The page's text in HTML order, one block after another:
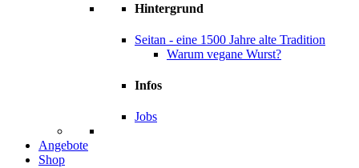
Hintergrund
Seitan - eine 1500 Jahre alte Tradition
Warum vegane Wurst?
Infos
Jobs
Angebote
Shop